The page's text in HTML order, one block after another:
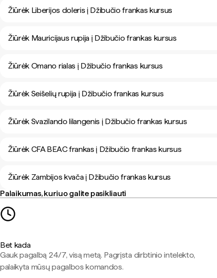
Žiūrėk Liberijos doleris į Džibučio frankas kursus
Žiūrėk Mauricijaus rupija į Džibučio frankas kursus
Žiūrėk Omano rialas į Džibučio frankas kursus
Žiūrėk Seišelių rupija į Džibučio frankas kursus
Žiūrėk Svazilando lilangenis į Džibučio frankas kursus
Žiūrėk CFA BEAC frankas į Džibučio frankas kursus
Žiūrėk Zambijos kvača į Džibučio frankas kursus
Palaikumas, kuriuo galite pasikliauti
Bet kada
Gauk pagalbą 24/7, visą metą. Pagrįsta dirbtinio intelekto,
palaikyta mūsų pagalbos komandos.